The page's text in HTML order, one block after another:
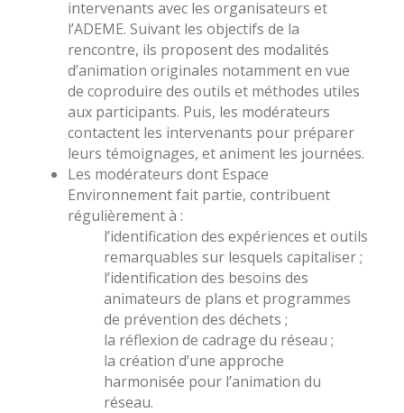
intervenants avec les organisateurs et
l’ADEME. Suivant les objectifs de la
rencontre, ils proposent des modalités
d’animation originales notamment en vue
de coproduire des outils et méthodes utiles
aux participants. Puis, les modérateurs
contactent les intervenants pour préparer
leurs témoignages, et animent les journées.
Les modérateurs dont Espace
Environnement fait partie, contribuent
régulièrement à :
l’identification des expériences et outils
remarquables sur lesquels capitaliser ;
l’identification des besoins des
animateurs de plans et programmes
de prévention des déchets ;
la réflexion de cadrage du réseau ;
la création d’une approche
harmonisée pour l’animation du
réseau.